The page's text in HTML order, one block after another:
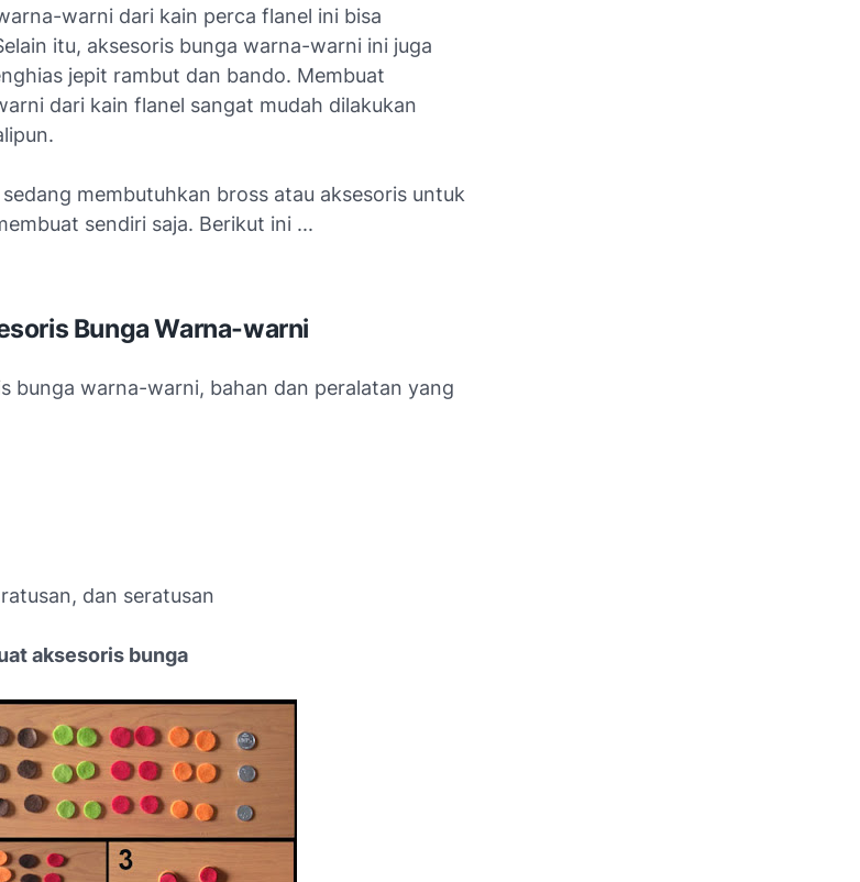
warni dari kain perca flanel ini bisa
itu, aksesoris bunga warna-warni ini juga
jepit rambut dan bando. Membuat
dari kain flanel sangat mudah dilakukan
membutuhkan bross atau aksesoris untuk
sendiri saja. Berikut ini ...
Bunga Warna-warni
bunga warna-warni, bahan dan peralatan yang
dan seratusan
aksesoris bunga